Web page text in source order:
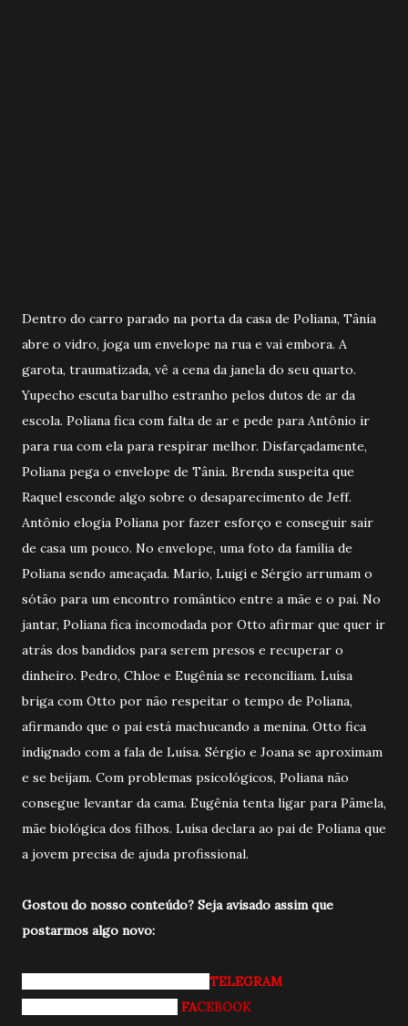
Dentro do carro parado na porta da casa de Poliana, Tânia
abre o vidro, joga um envelope na rua e vai embora. A
garota, traumatizada, vê a cena da janela do seu quarto.
Yupecho escuta barulho estranho pelos dutos de ar da
escola. Poliana fica com falta de ar e pede para Antônio ir
para rua com ela para respirar melhor. Disfarçadamente,
Poliana pega o envelope de Tânia. Brenda suspeita que
Raquel esconde algo sobre o desaparecimento de Jeff.
Antônio elogia Poliana por fazer esforço e conseguir sair
de casa um pouco. No envelope, uma foto da família de
Poliana sendo ameaçada. Mario, Luigi e Sérgio arrumam o
sótão para um encontro romântico entre a mãe e o pai. No
jantar, Poliana fica incomodada por Otto afirmar que quer ir
atrás dos bandidos para serem presos e recuperar o
dinheiro. Pedro, Chloe e Eugênia se reconciliam. Luísa
briga com Otto por não respeitar o tempo de Poliana,
afirmando que o pai está machucando a menina. Otto fica
indignado com a fala de Luísa. Sérgio e Joana se aproximam
e se beijam. Com problemas psicológicos, Poliana não
consegue levantar da cama. Eugênia tenta ligar para Pâmela,
mãe biológica dos filhos. Luísa declara ao pai de Poliana que
a jovem precisa de ajuda profissional.
Gostou do nosso conteúdo? Seja avisado assim que
postarmos algo novo:
TELEGRAM
FACEBOOK